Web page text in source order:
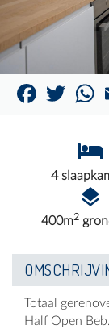
FacebookTwitter
4
400m2
Totaal
Half Open